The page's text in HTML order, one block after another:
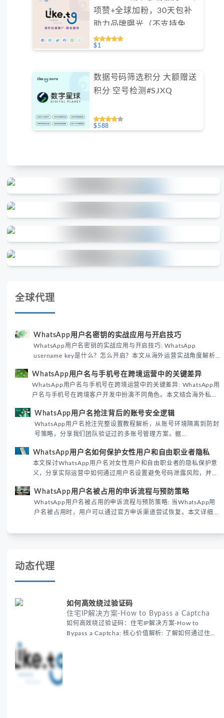
项赞+全球加粉，30天包补
助力品牌曝光（不支持免费
测试）
$1
数据号码筛选积分 大额赠送
积分 空号检测#SJXQ
$588
全球代理
WhatsApp用户名密钥的实战应用与开启技巧
WhatsApp用户名密钥的实战应用与开启技巧: WhatsApp
username key是什么？怎么开启？本文从海外运营实战角度解析
境团队高效触达目标客户。
WhatsApp用户名与手机号在跨境运营中的关键差异
WhatsApp用户名与手机号在跨境运营中的关键差异: WhatsApp用
户名与手机号在跨境客户开发中扮演不同角色。本文结合海外私域
际差异，帮助团队优化WhatsApp营销策略。
WhatsApp用户名抢注背后的账号安全逻辑
WhatsApp用户名抢注完整设置教程解析，从账号环境隔离到防封
号策略，分享我们团队验证过的多账号管理方案。据
性直接影响转化率。
WhatsApp用户名如何保护女性用户和自由职业者隐私
本文探讨WhatsApp用户名对女性用户和自由职业者的隐私保护意
义，分享实际运营中如何通过用户名设置避免号码泄露风险，并提
已成为全球数字沟通的首要考量。
WhatsApp用户名被占用的申诉流程与预防策略
WhatsApp用户名被占用的申诉流程与预防策略: 当WhatsApp用
户名被占用时，用户可以通过官方申诉渠道尝试恢复。本文详细解
账号安全。
动态代理
如何高效绕过验证码
住宅IP解决方案-How to Bypass a Captcha
如何高效绕过验证码：住宅IP解决方案-How to
Bypass a Captcha: 核心价值解析: 了解如何通过住宅